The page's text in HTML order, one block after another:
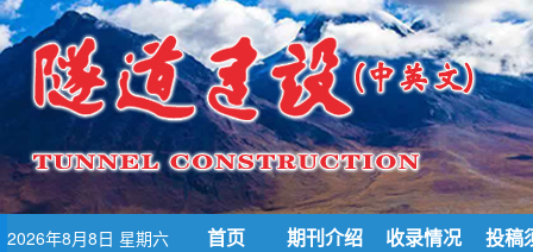
2026年8月8日 星期六 首页 期刊介绍 收录情况 投稿